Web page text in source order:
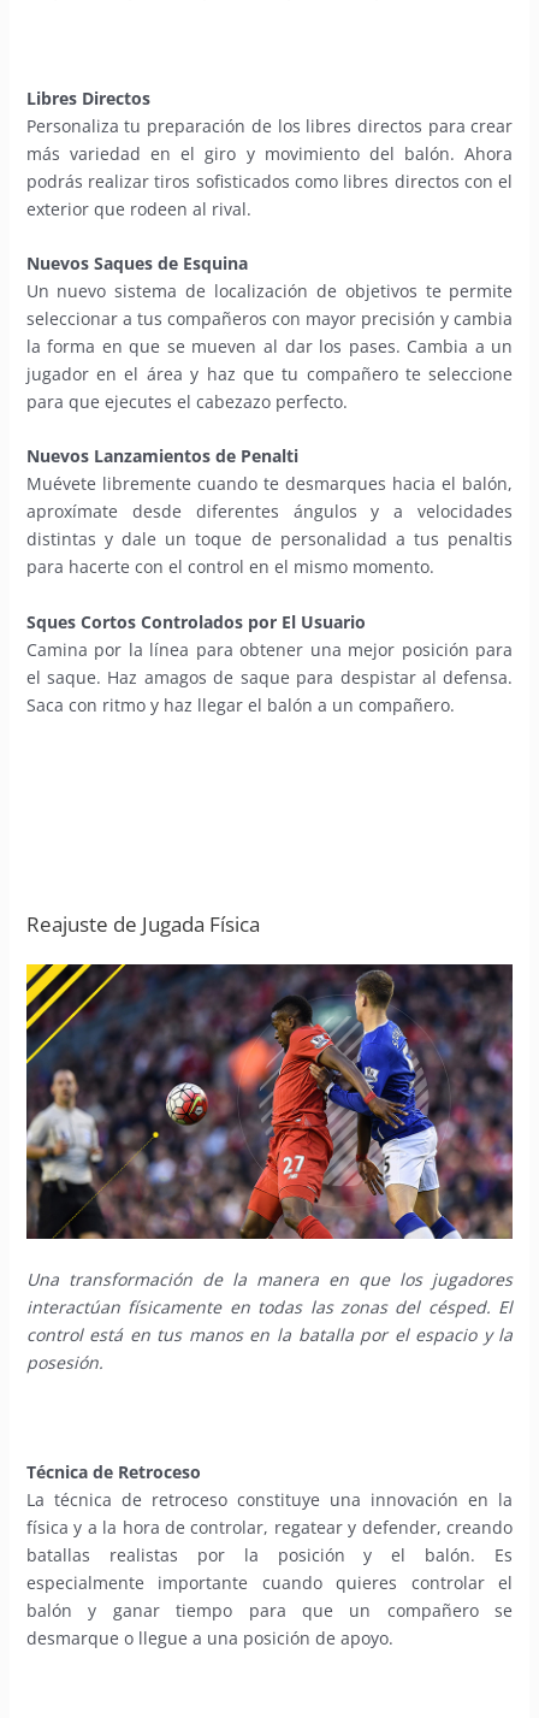
Libres Directos
Personaliza tu preparación de los libres directos para crear
más variedad en el giro y movimiento del balón. Ahora
podrás realizar tiros sofisticados como libres directos con el
exterior que rodeen al rival.
Nuevos Saques de Esquina
Un nuevo sistema de localización de objetivos te permite
seleccionar a tus compañeros con mayor precisión y cambia
la forma en que se mueven al dar los pases. Cambia a un
jugador en el área y haz que tu compañero te seleccione
para que ejecutes el cabezazo perfecto.
Nuevos Lanzamientos de Penalti
Muévete libremente cuando te desmarques hacia el balón,
aproxímate desde diferentes ángulos y a velocidades
distintas y dale un toque de personalidad a tus penaltis
para hacerte con el control en el mismo momento.
Sques Cortos Controlados por El Usuario
Camina por la línea para obtener una mejor posición para
el saque. Haz amagos de saque para despistar al defensa.
Saca con ritmo y haz llegar el balón a un compañero.
Reajuste de Jugada Física
Una transformación de la manera en que los jugadores
interactúan físicamente en todas las zonas del césped. El
control está en tus manos en la batalla por el espacio y la
posesión.
Técnica de Retroceso
La técnica de retroceso constituye una innovación en la
física y a la hora de controlar, regatear y defender, creando
batallas realistas por la posición y el balón. Es
especialmente importante cuando quieres controlar el
balón y ganar tiempo para que un compañero se
desmarque o llegue a una posición de apoyo.